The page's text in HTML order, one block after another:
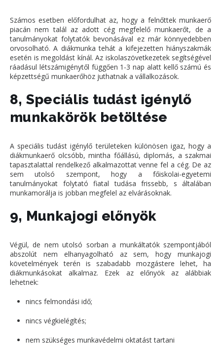
Számos esetben előfordulhat az, hogy a felnőttek munkaerő
piacán nem talál az adott cég megfelelő munkaerőt, de a
tanulmányokat folytatók bevonásával ez már könnyedebben
orvosolható. A diákmunka tehát a kifejezetten hiányszakmák
esetén is megoldást kínál. Az iskolaszövetkezetek segítségével
ráadásul létszámigénytől függően 1-3 nap alatt kellő számú és
képzettségű munkaerőhöz juthatnak a vállalkozások.
8, Speciális tudást igénylő
munkakörök betöltése
A speciális tudást igénylő területeken különösen igaz, hogy a
diákmunkaerő olcsóbb, mintha főállású, diplomás, a szakmai
tapasztalattal rendelkező alkalmazottat venne fel a cég. De az
sem utolsó szempont, hogy a főiskolai-egyetemi
tanulmányokat folytató fiatal tudása frissebb, s általában
munkamorálja is jobban megfelel az elvárásoknak.
9, Munkajogi előnyök
Végül, de nem utolsó sorban a munkáltatók szempontjából
abszolút nem elhanyagolható az sem, hogy munkajogi
követelmények terén is szabadabb mozgástere lehet, ha
diákmunkásokat alkalmaz. Ezek az előnyök az alábbiak
lehetnek:
nincs felmondási idő;
nincs végkielégítés;
nem szükséges munkavédelmi oktatást tartani